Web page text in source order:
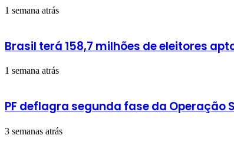
2026
1 semana atrás
Brasil terá 158,7 milhões de eleitores
1 semana atrás
PF deflagra segunda fase da
3 semanas atrás